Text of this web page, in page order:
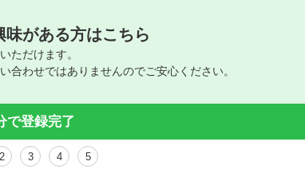
味がある方はこちら
ただけます。
合わせではありませんのでご安心ください。
で登録完了
2 3 4 5